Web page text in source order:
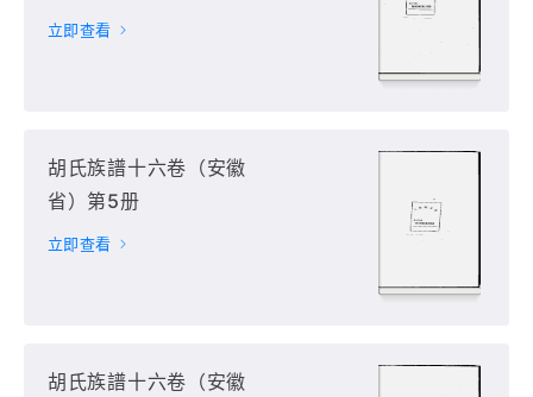
立即查看
胡氏族譜十六卷（安徽
省）第5册
立即查看
胡氏族譜十六卷（安徽